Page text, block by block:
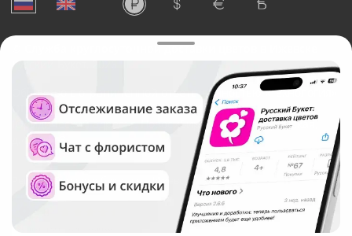
Служба круглосуточной доставки цветов в Ижевске
Русский Букет, 2026
Общество с ограниченной ответственностью «Технология»
ОГРН: 1195476081745, ИНН: 5410081997
Юридический адрес: г. Новосибирск, ул. Ипподромская,
д.42, оф. 3
Рейтинг Русского букета в г. Ижевск